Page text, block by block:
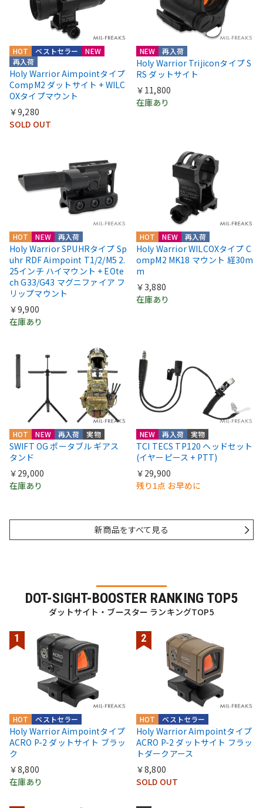
HOT
NEW
再入荷
ベストセラー
Holy Warrior Aimpointタイプ
CompM2 ダットサイト + WILC
OXタイプマウント
￥9,280
SOLD OUT
NEW 再入荷
Holy Warrior Trijiconタイプ S
RS ダットサイト
￥11,800
在庫あり
HOT NEW 再入荷
Holy Warrior SPUHRタイプ Sp
uhr RDF Aimpoint T1/2/M5 2.
25インチ ハイマウント + EOte
ch G33/G43 マグニファイア フ
リップマウント
￥9,900
在庫あり
HOT NEW 再入荷
Holy Warrior WILCOXタイプ C
ompM2 MK18 マウント 経30m
m
￥3,880
在庫あり
HOT NEW 再入荷 実物
SWIFT OG ポータブル ギアス
タンド
￥29,000
在庫あり
NEW 再入荷 実物
TCI TECS TP120 ヘッドセット
(イヤーピース + PTT)
￥29,900
残り1点 お早めに
新商品をすべて見る
DOT-SIGHT-BOOSTER RANKING TOP5
ダットサイト・ブースター ランキングTOP5
ベストセラー
HOT
Holy Warrior Aimpointタイプ
ACRO P-2 ダットサイト ブラッ
ク
￥8,800
在庫あり
ベストセラー
HOT
Holy Warrior Aimpointタイプ
ACRO P-2 ダットサイト フラッ
トダークアース
￥8,800
SOLD OUT